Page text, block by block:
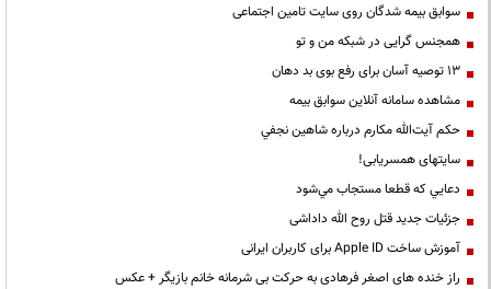
سوابق بیمه شدگان روی سایت تامین اجتماعی
همجنس گرایی در شبکه من و تو
13 توصیه آسان برای رفع بوی بد دهان
مشاهده سامانه آنلاين سوابق بیمه
حكم آيت‌الله مكارم درباره شاهين نجفي
سایتهای همسریابی!
دعايي كه قطعا مستجاب مي‌شود
جزئیات جدید قتل روح الله داداشی
آموزش ساخت Apple ID برای کاربران ایرانی
راز خنده های اصغر فرهادی به حرکت بی شرمانه خانم بازیگر + عکس